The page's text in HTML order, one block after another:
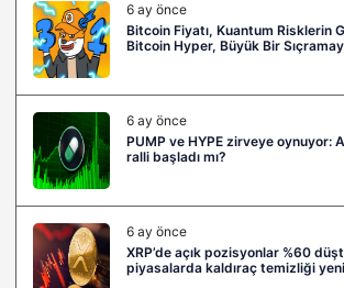
6 ay önce
Bitcoin Fiyatı, Kuantum Risklerin
Bitcoin Hyper, Büyük Bir
6 ay önce
PUMP ve HYPE zirveye oynuyor:
ralli başladı mı?
6 ay önce
XRP’de açık pozisyonlar %60
piyasalarda kaldıraç temizliği